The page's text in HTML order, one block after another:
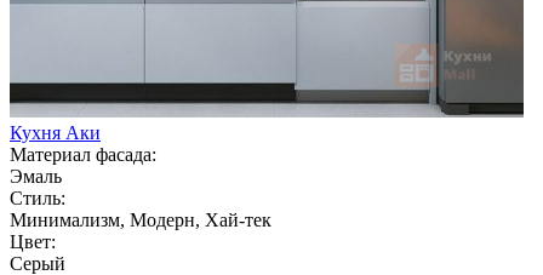
Кухня Аки
Материал фасада:
Эмаль
Стиль:
Минимализм, Модерн, Хай-тек
Цвет:
Серый